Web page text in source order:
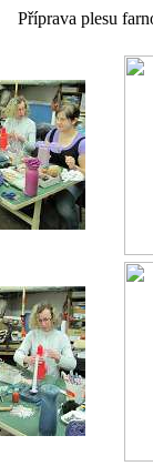
Příprava plesu